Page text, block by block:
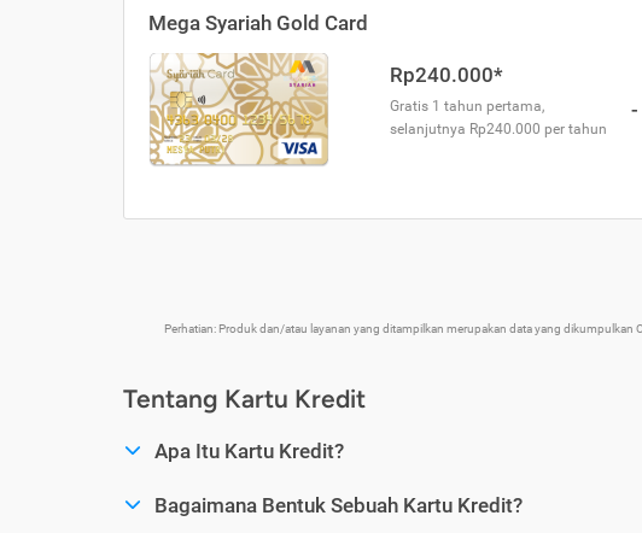
Mega Syariah Gold Card
Rp240.000*
Gratis 1 tahun pertama,
selanjutnya Rp240.000 per tahun
-
Perhatian: Produk dan/atau layanan yang ditampilkan merupakan data yang
Tentang Kartu Kredit
Apa Itu Kartu Kredit?
Bagaimana Bentuk Sebuah Kartu Kredit?